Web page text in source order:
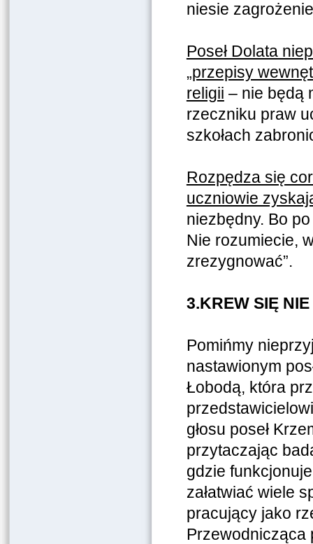
niesie
Poseł Dolata
„przepisy
religii – nie będą
rzeczniku praw
szkołach
Rozpędza się
uczniowie
niezbędny. Bo
Nie rozumiecie,
zrezygnować”.
3.KREW SIĘ
Pomińmy
nastawionym
Łobodą, która
głosu poseł
przytaczając
gdzie
załatwiać wiele
pracujący jako
Przewodnicząca